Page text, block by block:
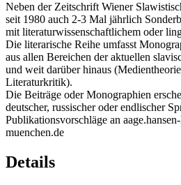
Neben der Zeitschrift Wiener
seit 1980 auch 2-3 Mal jährlich
mit literaturwissenschaftlichem oder
Die literarische Reihe umfasst
aus allen Bereichen der aktuellen
und weit darüber hinaus
Literaturkritik).
Die Beiträge oder Monographien
deutscher, russischer oder endlischer
Publikationsvorschläge an
muenchen.de
Details